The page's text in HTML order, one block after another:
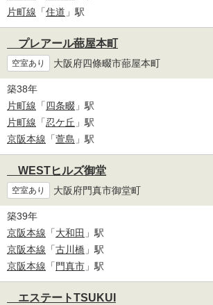
片町線 「住道 」駅
プレアール蔀屋本町
空室あり 大阪府四條畷市蔀屋本町
築38年
片町線 「四条畷 」駅
片町線 「忍ケ丘 」駅
京阪本線 「萱島 」駅
WESTヒルズ御堂
空室あり 大阪府門真市御堂町
築39年
京阪本線 「大和田 」駅
京阪本線 「古川橋 」駅
京阪本線 「 門真市 」駅
エステートTSUKUI